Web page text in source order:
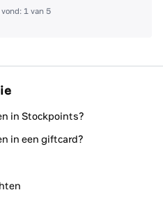
1 van 5
in Stockpoints?
in een giftcard?